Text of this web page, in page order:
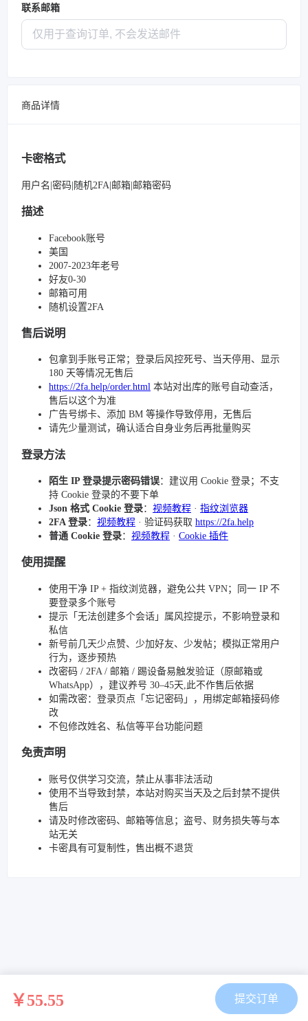
联系邮箱
商品详情
卡密格式
用户名|密码|随机2FA|邮箱|邮箱密码
描述
Facebook账号
美国
2007-2023年老号
好友0-30
邮箱可用
随机设置2FA
售后说明
包拿到手账号正常；登录后风控死号、当天停用、显示
180 天等情况无售后
https://2fa.help/order.html 本站对出库的账号自动查活，
售后以这个为准
广告号绑卡、添加 BM 等操作导致停用，无售后
请先少量测试，确认适合自身业务后再批量购买
登录方法
陌生 IP 登录提示密码错误：建议用 Cookie 登录；不支
持 Cookie 登录的不要下单
Json 格式 Cookie 登录： 视频教程 · 指纹浏览器
2FA 登录： 视频教程 · 验证码获取 https://2fa.help
普通 Cookie 登录： 视频教程 · Cookie 插件
使用提醒
使用干净 IP + 指纹浏览器，避免公共 VPN；同一 IP 不
要登录多个账号
提示「无法创建多个会话」属风控提示，不影响登录和
私信
新号前几天少点赞、少加好友、少发帖；模拟正常用户
行为，逐步预热
改密码 / 2FA / 邮箱 / 踢设备易触发验证（原邮箱或
WhatsApp），建议养号 30–45天,此不作售后依据
如需改密：登录页点「忘记密码」，用绑定邮箱接码修
改
不包修改姓名、私信等平台功能问题
免责声明
账号仅供学习交流，禁止从事非法活动
使用不当导致封禁，本站对购买当天及之后封禁不提供
售后
请及时修改密码、邮箱等信息；盗号、财务损失等与本
站无关
卡密具有可复制性，售出概不退货
￥55.55 提交订单